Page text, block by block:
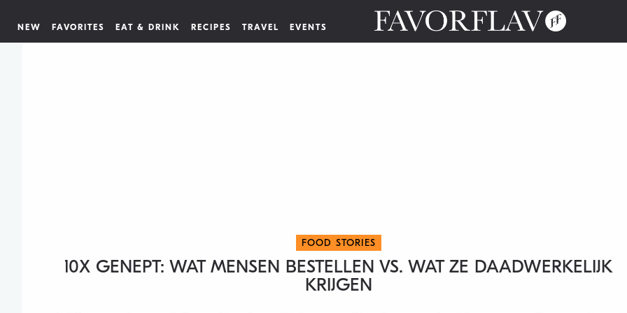
NEW FAVORITES EAT & DRINK RECIPES TRAVEL EVENTS
FOOD STORIES
10X GENEPT: WAT MENSEN BESTELLEN VS. WAT ZE DAADWERKELIJK
KRIJGEN